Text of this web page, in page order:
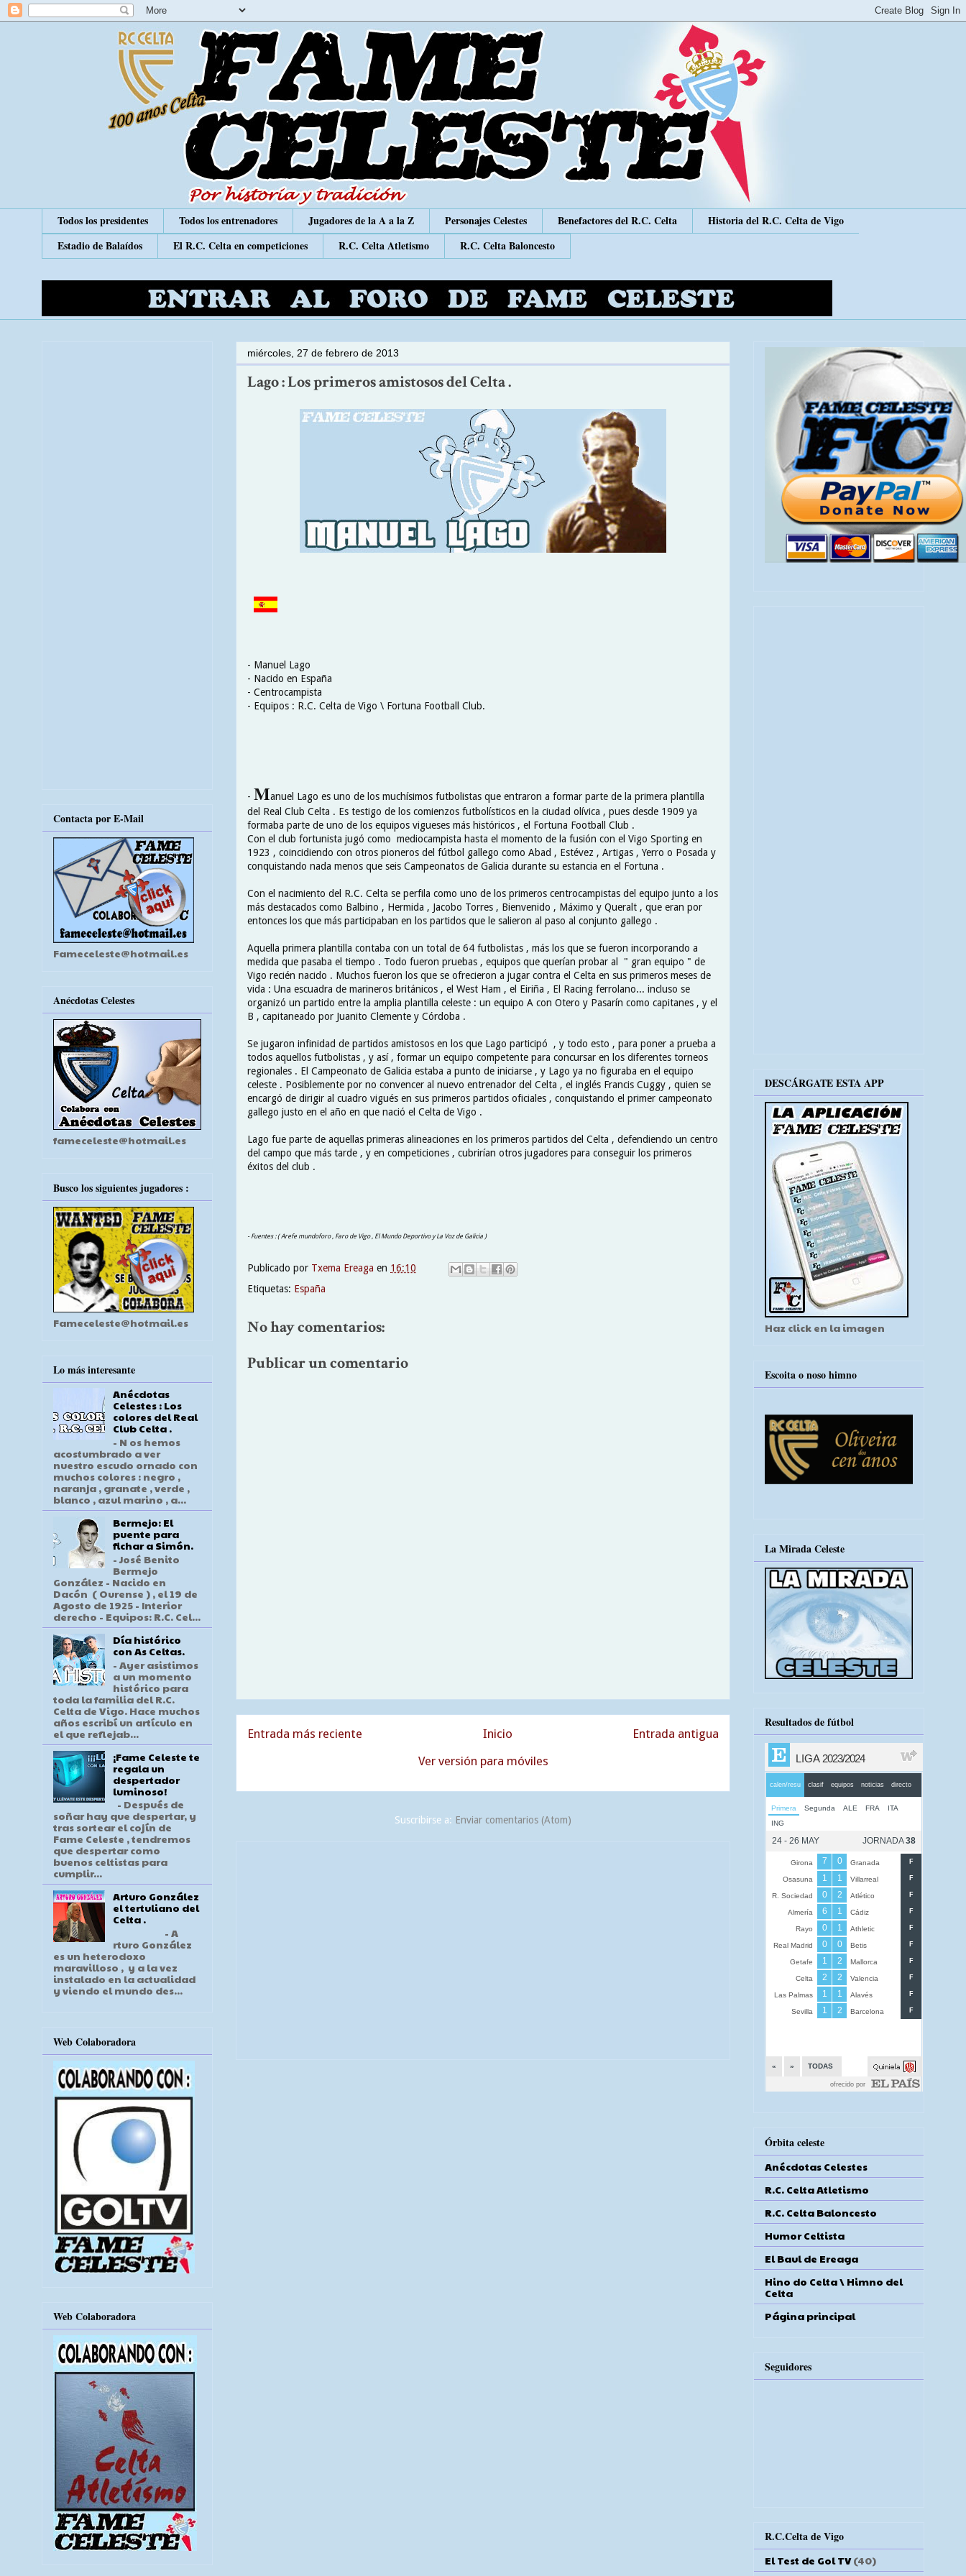
Todos los presidentes Todos los entrenadores Jugadores de la A a la Z Personajes Celestes Benefactores del R.C. Celta
Historia del R.C. Celta de Vigo
Estadio de Balaídos
El R.C. Celta en competiciones R.C. Celta Atletismo R.C. Celta Baloncesto
miércoles, 27 de febrero de 2013
Lago : Los primeros amistosos del Celta .
- Manuel Lago
- Nacido en España
- Centrocampista
- Equipos : R.C. Celta de Vigo \ Fortuna Football Club.
- Manuel Lago es uno de los muchísimos futbolistas que entraron a formar parte de la primera plantilla
del Real Club Celta . Es testigo de los comienzos futbolísticos en la ciudad olívica , pues desde 1909 ya
formaba parte de uno de los equipos vigueses más históricos , el Fortuna Football Club .
Con el club fortunista jugó como mediocampista hasta el momento de la fusión con el Vigo Sporting en
1923 , coincidiendo con otros pioneros del fútbol gallego como Abad , Estévez , Artigas , Yerro o Posada y
conquistando nada menos que seis Campeonatos de Galicia durante su estancia en el Fortuna .
Con el nacimiento del R.C. Celta se perfila como uno de los primeros centrocampistas del equipo junto a los
más destacados como Balbino , Hermida , Jacobo Torres , Bienvenido , Máximo y Queralt , que eran por
entonces los que más participaban en los partidos que le salieron al paso al conjunto gallego .
Aquella primera plantilla contaba con un total de 64 futbolistas , más los que se fueron incorporando a
medida que pasaba el tiempo . Todo fueron pruebas , equipos que querían probar al " gran equipo " de
Vigo recién nacido . Muchos fueron los que se ofrecieron a jugar contra el Celta en sus primeros meses de
vida : Una escuadra de marineros británicos , el West Ham , el Eiriña , El Racing ferrolano... incluso se
organizó un partido entre la amplia plantilla celeste : un equipo A con Otero y Pasarín como capitanes , y el
B , capitaneado por Juanito Clemente y Córdoba .
Se jugaron infinidad de partidos amistosos en los que Lago participó , y todo esto , para poner a prueba a
todos aquellos futbolistas , y así , formar un equipo competente para concursar en los diferentes torneos
regionales . El Campeonato de Galicia estaba a punto de iniciarse , y Lago ya no figuraba en el equipo
celeste . Posiblemente por no convencer al nuevo entrenador del Celta , el inglés Francis Cuggy , quien se
encargó de dirigir al cuadro vigués en sus primeros partidos oficiales , conquistando el primer campeonato
gallego justo en el año en que nació el Celta de Vigo .
Lago fue parte de aquellas primeras alineaciones en los primeros partidos del Celta , defendiendo un centro
del campo que más tarde , y en competiciones , cubrirían otros jugadores para conseguir los primeros
éxitos del club .
- Fuentes : ( Arefe mundoforo , Faro de Vigo , El Mundo Deportivo y La Voz de Galicia )
Publicado por Txema Ereaga en 16:10
Etiquetas: España
No hay comentarios:
Publicar un comentario
Entrada más reciente Entrada antigua
Inicio
Ver versión para móviles
Suscribirse a: Enviar comentarios (Atom)
Contacta por E-Mail
Fameceleste@hotmail.es
Anécdotas Celestes
fameceleste@hotmail.es
Busco los siguientes jugadores :
Fameceleste@hotmail.es
Lo más interesante
Anécdotas
Celestes : Los
colores del Real
Club Celta .
- N os hemos
acostumbrado a ver
nuestro escudo ornado con
muchos colores : negro ,
naranja , granate , verde ,
blanco , azul marino , a...
Bermejo: El
puente para
fichar a Simón.
- José Benito
Bermejo
González - Nacido en
Dacón ( Ourense ) , el 19 de
Agosto de 1925 - Interior
derecho - Equipos: R.C. Cel...
Día histórico
con As Celtas.
- Ayer asistimos
a un momento
histórico para
toda la familia del R.C.
Celta de Vigo. Hace muchos
años escribí un artículo en
el que reflejab...
¡Fame Celeste te
regala un
despertador
luminoso!
- Después de
soñar hay que despertar, y
tras sortear el cojín de
Fame Celeste , tendremos
que despertar como
buenos celtistas para
cumplir...
Arturo González
el tertuliano del
Celta .
- A
rturo González
es un heterodoxo
maravilloso , y a la vez
instalado en la actualidad
y viendo el mundo des...
Web Colaboradora
Web Colaboradora
DESCÁRGATE ESTA APP
Haz click en la imagen
Escoita o noso himno
La Mirada Celeste
Resultados de fútbol
Órbita celeste
Anécdotas Celestes
R.C. Celta Atletismo
R.C. Celta Baloncesto
Humor Celtista
El Baul de Ereaga
Hino do Celta \ Himno del
Celta
Página principal
Seguidores
R.C.Celta de Vigo
El Test de Gol TV (40)